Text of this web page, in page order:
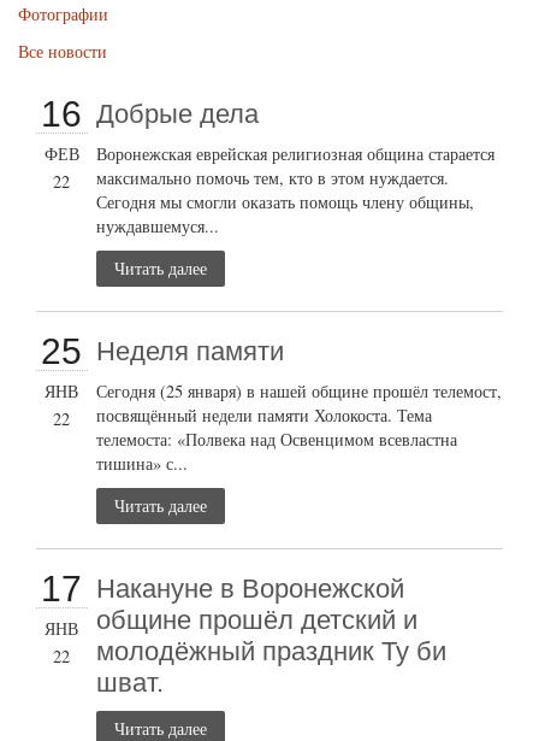
Фотографии
Все новости
16
ФЕВ
22
Добрые дела
Воронежская еврейская религиозная община старается
максимально помочь тем, кто в этом нуждается.
Сегодня мы смогли оказать помощь члену общины,
нуждавшемуся...
Читать далее
25
ЯНВ
22
Неделя памяти
Сегодня (25 января) в нашей общине прошёл телемост,
посвящённый недели памяти Холокоста. Тема
телемоста: «Полвека над Освенцимом всевластна
тишина» с...
Читать далее
17
ЯНВ
22
Накануне в Воронежской
общине прошёл детский и
молодёжный праздник Ту би
шват.
Читать далее